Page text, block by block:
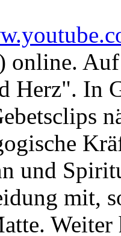
online.
Herz". In
und
mit,